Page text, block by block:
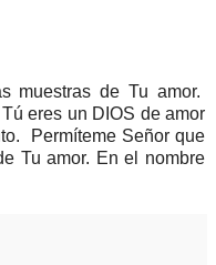
muestras de Tu amor.
eres un DIOS de amor
Permíteme Señor que
Tu amor. En el nombre